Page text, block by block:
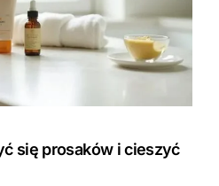
się prosaków i cieszyć